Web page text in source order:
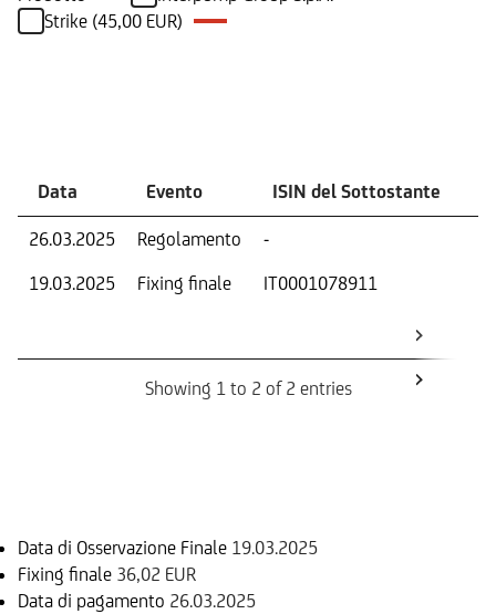
Strike (45,00 EUR)
Data Evento ISIN del Sottostante
26.03.2025 Regolamento -
19.03.2025
Fixing finale IT0001078911
Showing 1 to 2 of 2 entries
Data di Osservazione Finale 19.03.2025
Fixing finale 36,02 EUR
Data di pagamento 26.03.2025